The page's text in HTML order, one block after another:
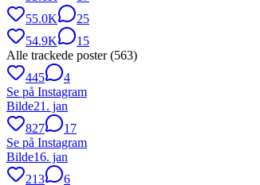
55.0K
25
54.9K
15
Alle trackede poster (563)
445
4
Se på Instagram
Bilde21. jan
827
17
Se på Instagram
Bilde16. jan
213
6